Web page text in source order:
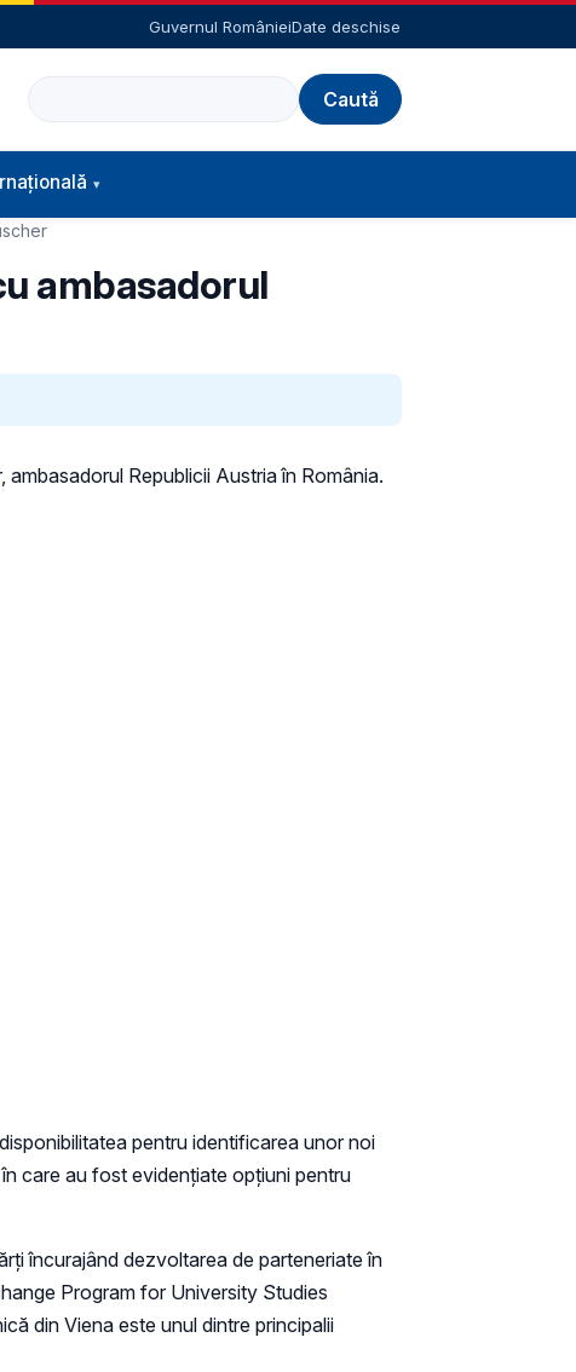
Guvernul RomânieiDate deschise
Caută
ambasadorul
Republicii Austria în România.
pentru identificarea unor noi
care au fost evidențiate opțiuni pentru
încurajând dezvoltarea de parteneriate în
Program for University Studies
din Viena este unul dintre principalii